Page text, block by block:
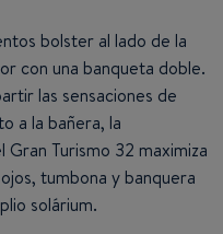
bolster al lado de la
con una banqueta doble.
las sensaciones de
a la bañera, la
Turismo 32 maximiza
tumbona y banquera
solárium.